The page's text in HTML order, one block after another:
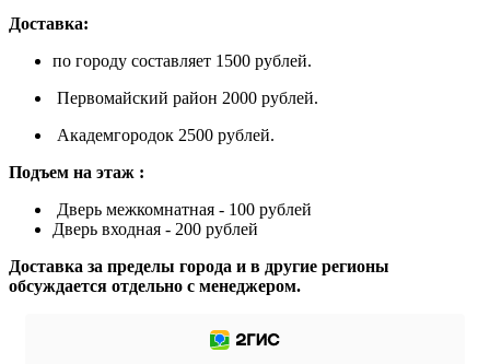
Доставка:
по городу составляет 1500 рублей.
Первомайский район 2000 рублей.
Академгородок 2500 рублей.
Подъем на этаж :
Дверь межкомнатная - 100 рублей
Дверь входная - 200 рублей
Доставка за пределы города и в другие регионы
обсуждается отдельно с менеджером.